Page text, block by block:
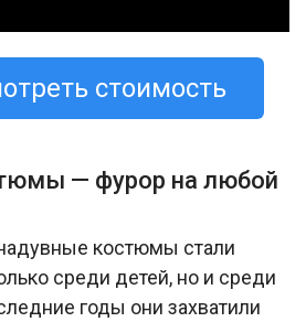
стоимость
— фурор на любой
костюмы стали
среди детей, но и среди
годы они захватили